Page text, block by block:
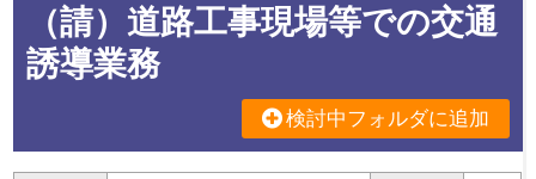
（請）道路工事現場等での交通
誘導業務
検討中フォルダに追加